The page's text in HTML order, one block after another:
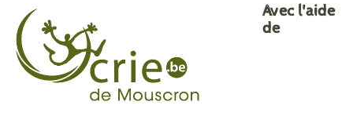
Avec l'aide
de